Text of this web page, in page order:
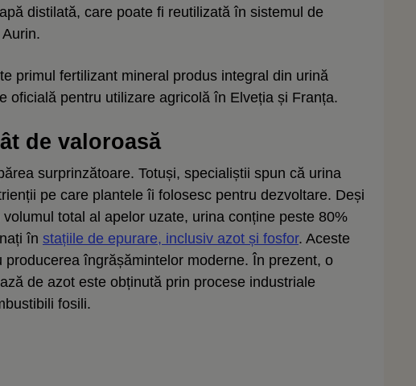
distilată, care poate fi reutilizată în sistemul de
primul fertilizant mineral produs integral din urină
oficială pentru utilizare agricolă în Elveția și Franța.
de valoroasă
surprinzătoare. Totuși, specialiștii spun că urina
pe care plantele îi folosesc pentru dezvoltare. Deși
total al apelor uzate, urina conține peste 80%
în stațiile de epurare, inclusiv azot și fosfor. Aceste
îngrășămintelor moderne. În prezent, o
de azot este obținută prin procese industriale
fosili.